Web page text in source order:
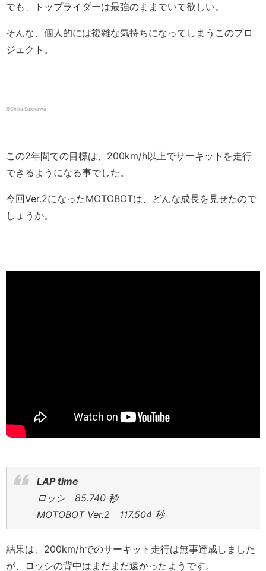
でも、トップライダーは最強のままでいて欲しい。
そんな、個人的には複雑な気持ちになってしまうこのプロ
ジェクト。
©Chika Sakikawa
この2年間での目標は、200km/h以上でサーキットを走行
できるようになる事でした。
今回Ver.2になったMOTOBOTは、どんな成長を見せたので
しょうか。
LAP time
ロッシ 85.740 秒
MOTOBOT Ver.2 117.504 秒
結果は、200km/hでのサーキット走行は無事達成しました
が、ロッシの背中はまだまだ遠かったようです。